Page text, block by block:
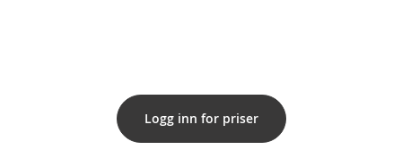
Logg inn for priser